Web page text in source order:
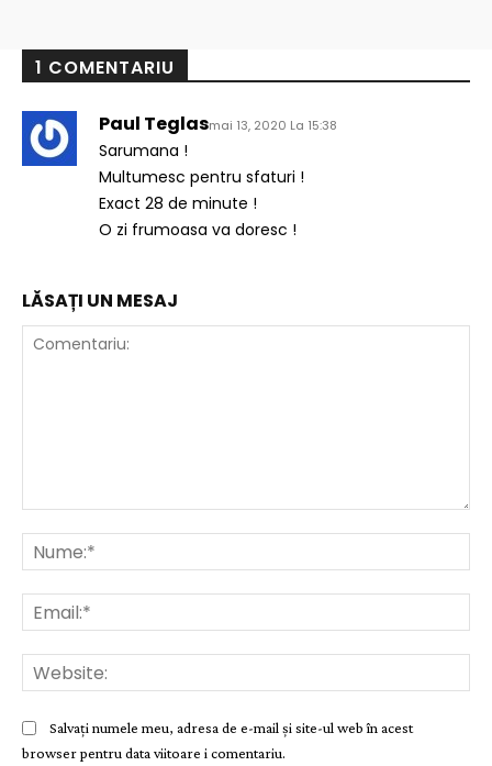
1 COMENTARIU
Paul Teglasmai 13, 2020 La 15:38
Sarumana !
Multumesc pentru sfaturi !
Exact 28 de minute !
O zi frumoasa va doresc !
LĂSAȚI UN MESAJ
Salvați numele meu, adresa de e-mail și site-ul web în acest
browser pentru data viitoare i comentariu.